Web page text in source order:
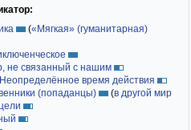
(«Мягкая» (гуманитарная)
не связанный с нашим
Неопределённое время действия
(попаданцы) (в другой мир